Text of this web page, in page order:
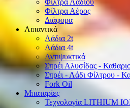
Φίλτρα Λαδιού
Φίλτρα Αέρος
Διάφορα
Λιπαντικά
Λάδια 2t
Λάδια 4t
Αντιψυκτικά
Σπρέι Αλυσίδας -
Σπρέι - Λάδι Φίλτρου -
Fork Oil
Μπαταρίες
Τεχνολογία LITHIUM